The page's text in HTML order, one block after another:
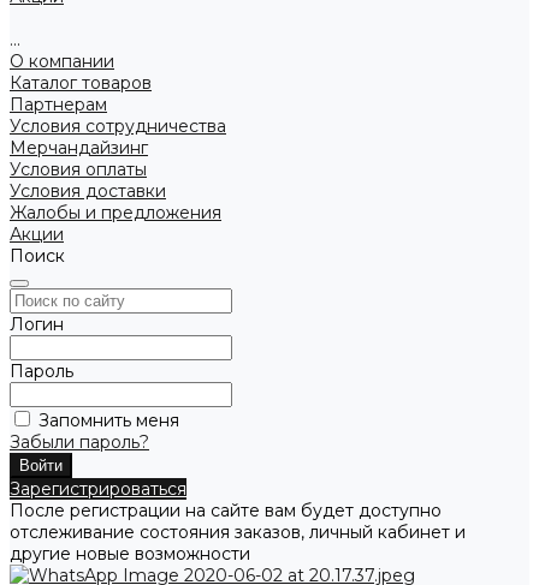
...
О компании
Каталог товаров
Партнерам
Условия сотрудничества
Мерчандайзинг
Условия оплаты
Условия доставки
Жалобы и предложения
Акции
Поиск
Логин
Пароль
Запомнить меня
Забыли пароль?
Зарегистрироваться
После регистрации на сайте вам будет доступно
отслеживание состояния заказов, личный кабинет и
другие новые возможности